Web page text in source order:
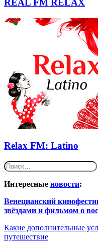
REAL FM RELAX
Relax FM: Latino
Найти:
Интересные новости:
Венецианский
звёздами и фильмом о
Какие дополнительные
путешествие